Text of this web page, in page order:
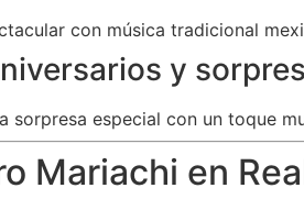
con música tradicional
y
sorpresa especial con un toque
Mariachi en